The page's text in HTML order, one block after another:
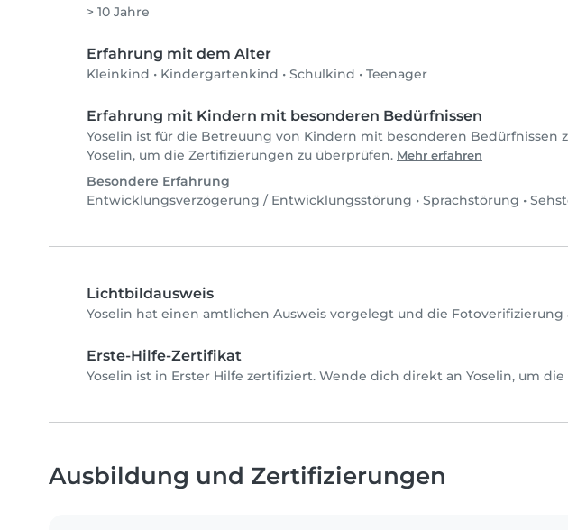
> 10 Jahre
Erfahrung mit dem Alter
Kleinkind • Kindergartenkind • Schulkind • Teenager
Erfahrung mit Kindern mit besonderen Bedürfnissen
Yoselin ist für die Betreuung von Kindern mit besonderen Bedürfnissen
Yoselin, um die Zertifizierungen zu überprüfen. Mehr erfahren
Besondere Erfahrung
Entwicklungsverzögerung / Entwicklungsstörung • Sprachstörung •
Lichtbildausweis
Yoselin hat einen amtlichen Ausweis vorgelegt und die Fotoverifizierung
Erste-Hilfe-Zertifikat
Yoselin ist in Erster Hilfe zertifiziert. Wende dich direkt an Yoselin, um
Ausbildung und Zertifizierungen